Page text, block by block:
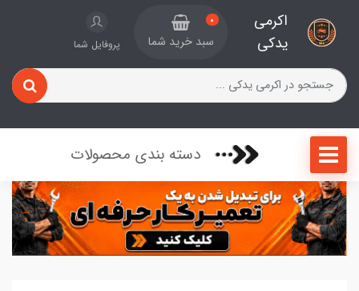
اکرمی
یدکی
0
سبد خرید شما پروفایل شما
دسته بندی محصولات